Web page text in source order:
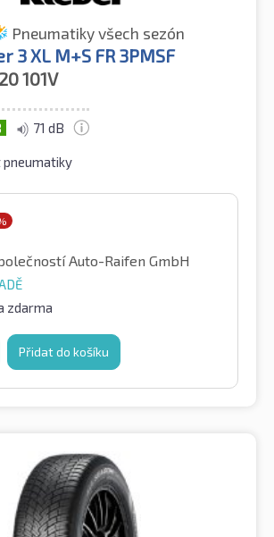
Pneumatiky všech sezón
3 XL M+S FR 3PMSF
101V
71 dB
Auto-Raifen GmbH
zdarma
Přidat do košíku